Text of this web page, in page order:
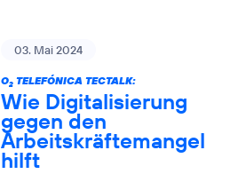
03. Mai 2024
O2TELEFÓNICA TECTALK:
Wie Digitalisierung
gegen den
Arbeitskräftemangel
hilft